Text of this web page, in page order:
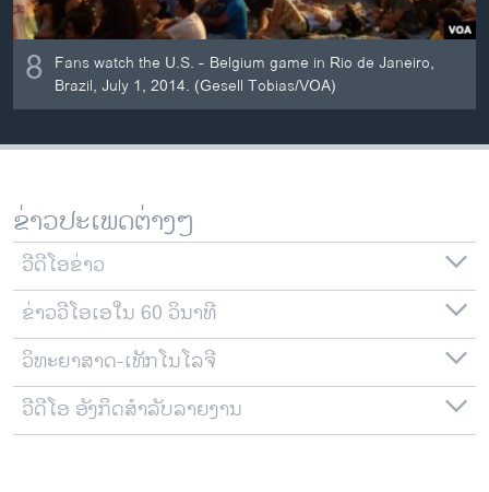
8 Fans watch the U.S. - Belgium game in Rio de Janeiro,
Brazil, July 1, 2014. (Gesell Tobias/VOA)
ຂ່າວປະເພດຕ່າງໆ
ວີດີໂອຂ່າວ
ຂ່າວວີໂອເອໃນ 60 ວິນາທີ
ວິທະຍາສາດ-ເທັກໂນໂລຈີ
ວີດີໂອ ອັງກິດສຳລັບລາຍງານ